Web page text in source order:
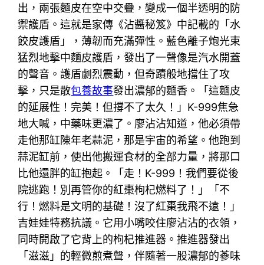
出，兩張麵皮在空中交疊，變成一個半透明的防
禦護盾。這就是家傳《沾醬秘笈》中記載的「水
餃皮護盾」，薄韌而充滿彈性。藍色離子炮光束
猛烈地擊中麵皮護盾，發出了一聲像是汽水開蓋
的聲音。護盾劇烈震動，但奇蹟般地擋住了攻
擊，只是散包養故事發出濃郁的麵香。「這麵皮
的延展性！完美！但撐不了太久！」K-999焦急
地大喊，中藥味更濃了。廖沾沾知道，他必須帶
走他那缸陳年老蒜泥，那是宇宙的希望。他跑到
蒜泥缸前，使出他搬運食材的全部力量，將那口
比他還胖的缸抱起。「走！K-999！我們要從後
院逃跑！別再管你的紅棗枸杞燃料了！」「不
行！燃料是文明的基礎！沒了紅棗我飛不遠！」
吉娃娃特務抗議。它用小嘴咬住廖沾沾的衣領，
同時開啟了它背上的枸杞推進器。推進器發出
「滋滋」的輕微煎煮聲，伴隨著一股濃郁的蔘味